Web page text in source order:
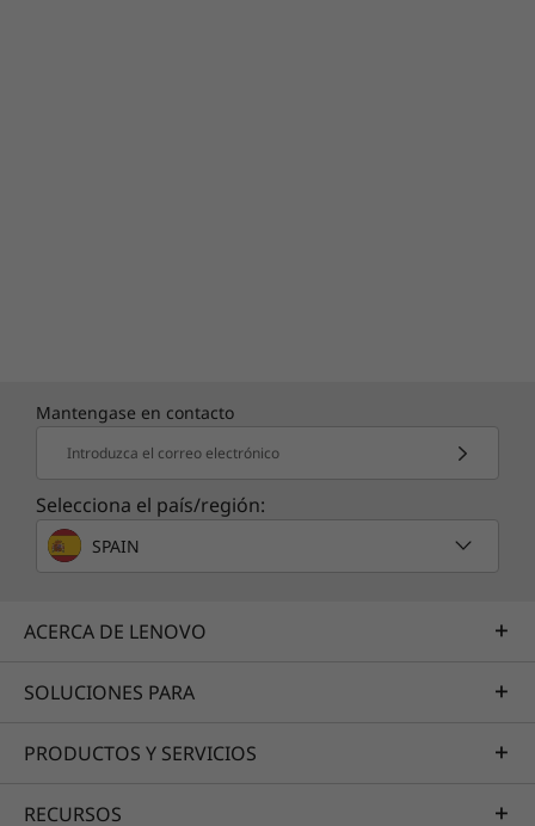
Mantengase en contacto
Introduzca el correo electrónico
Selecciona el país/región:
SPAIN
ACERCA DE LENOVO
SOLUCIONES PARA
PRODUCTOS Y SERVICIOS
RECURSOS